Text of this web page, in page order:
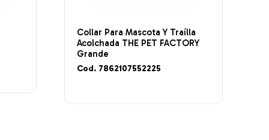
Collar Para Mascota Y Traílla
Acolchada THE PET FACTORY
Grande
Cod. 7862107552225